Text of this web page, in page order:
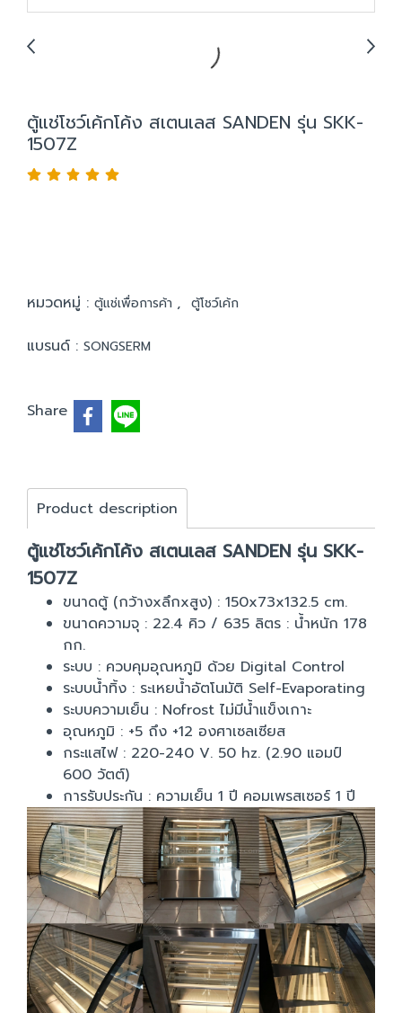
ตู้แช่โชว์เค้กโค้ง สเตนเลส SANDEN รุ่น SKK-
1507Z
หมวดหมู่ : ตู้แช่เพื่อการค้า , ตู้โชว์เค้ก
แบรนด์ : SONGSERM
Share
Product description
ตู้แช่โชว์เค้กโค้ง สเตนเลส SANDEN รุ่น SKK-
1507Z
ขนาดตู้ (กว้างxลึกxสูง) : 150x73x132.5 cm.
ขนาดความจุ : 22.4 คิว / 635 ลิตร : น้ำหนัก 178
กก.
ระบบ : ควบคุมอุณหภูมิ ด้วย Digital Control
ระบบน้ำทิ้ง : ระเหยน้ำอัตโนมัติ Self-Evaporating
ระบบความเย็น : Nofrost ไม่มีน้ำแข็งเกาะ
อุณหภูมิ : +5 ถึง +12 องศาเซลเซียส
กระแสไฟ : 220-240 V. 50 hz. (2.90 แอมป์
600 วัตต์)
การรับประกัน : ความเย็น 1 ปี คอมเพรสเซอร์ 1 ปี